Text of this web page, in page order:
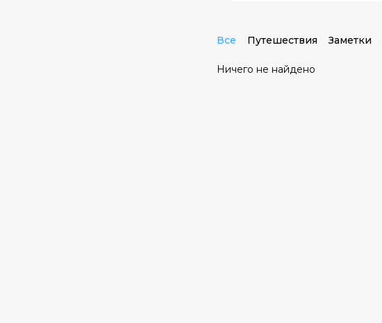
Все Путешествия Заметки
Ничего не найдено